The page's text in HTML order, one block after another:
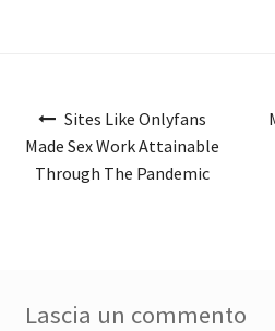
LA MISSIONSites Like Onlyfans
Made Sex Work Attainable
Through The Pandemic
Lascia un commento